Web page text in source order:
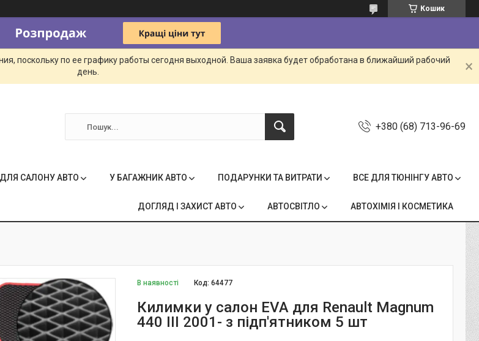
Кошик
поскольку по ее графику работы сегодня выходной. Ваша заявка будет обработана в ближайший рабочий
день.
+380 (68) 713-96-69
ДЛЯ САЛОНУ АВТО У БАГАЖНИК АВТО ПОДАРУНКИ ТА ВИТРАТИ ВСЕ ДЛЯ ТЮНІНГУ АВТО
ДОГЛЯД І ЗАХИСТ АВТО АВТОСВІТЛО АВТОХІМІЯ І КОСМЕТИКА
В наявності Код:64477
Килимки у салон EVA для Renault Magnum
440 III 2001- з підп'ятником 5 шт